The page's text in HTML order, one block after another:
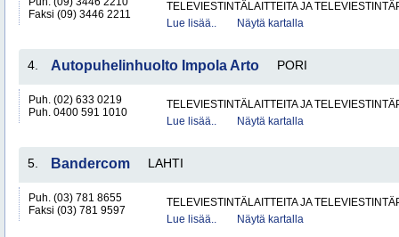
Faksi (09) 3446 2211
TELEVIESTINTÄLAITTEITA JA
Lue lisää..
Näytä kartalla
4. Autopuhelinhuolto Impola Arto PORI
Puh. (02) 633 0219
Puh. 0400 591 1010
TELEVIESTINTÄLAITTEITA JA
Lue lisää..
Näytä kartalla
5. Bandercom LAHTI
Puh. (03) 781 8655
Faksi (03) 781 9597
TELEVIESTINTÄLAITTEITA JA
Lue lisää..
Näytä kartalla